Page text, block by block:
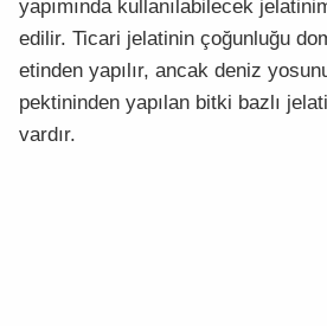
yapımında kullanılabilecek
edilir. Ticari jelatinin çoğunluğu
etinden yapılır, ancak deniz
pektininden yapılan bitki bazlı
vardır.